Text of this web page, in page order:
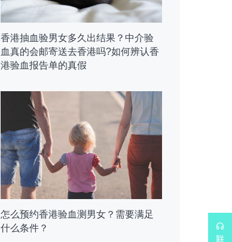
香港抽血验男女多久出结果？中介验
血真的会邮寄送去香港吗?如何辨认香
港验血报告单的真假
怎么预约香港验血测男女？需要满足
什么条件？